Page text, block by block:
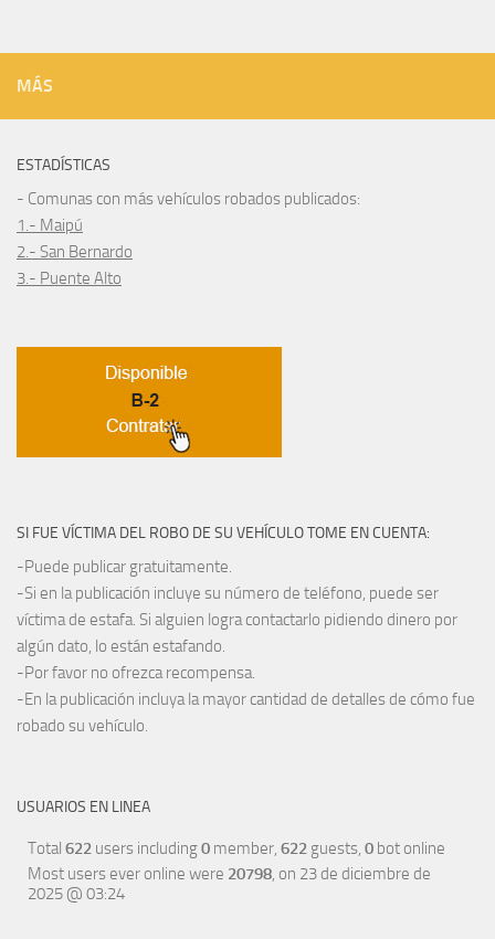
MÁS
ESTADÍSTICAS
- Comunas con más vehículos robados publicados:
1.- Maipú
2.- San Bernardo
3.- Puente Alto
SI FUE VÍCTIMA DEL ROBO DE SU VEHÍCULO TOME EN CUENTA:
-Puede publicar gratuitamente.
-Si en la publicación incluye su número de teléfono, puede ser
víctima de estafa. Si alguien logra contactarlo pidiendo dinero por
algún dato, lo están estafando.
-Por favor no ofrezca recompensa.
-En la publicación incluya la mayor cantidad de detalles de cómo fue
robado su vehículo.
USUARIOS EN LINEA
Total 622 users including0 member, 622 guests, 0 bot online
Most users ever online were 20798, on 23 de diciembre de
2025 @ 03:24